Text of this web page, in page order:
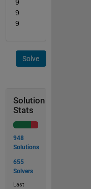
9
9
9
Solve
Solution
Stats
948
Solutions
655
Solvers
Last